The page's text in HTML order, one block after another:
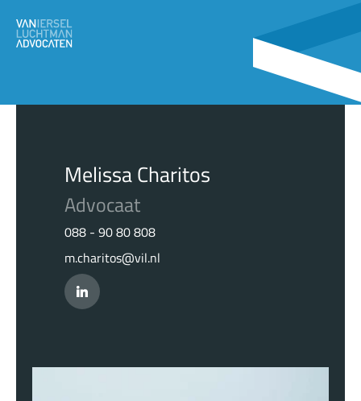
Melissa Charitos
Advocaat
088 - 90 80 808
m.charitos@vil.nl